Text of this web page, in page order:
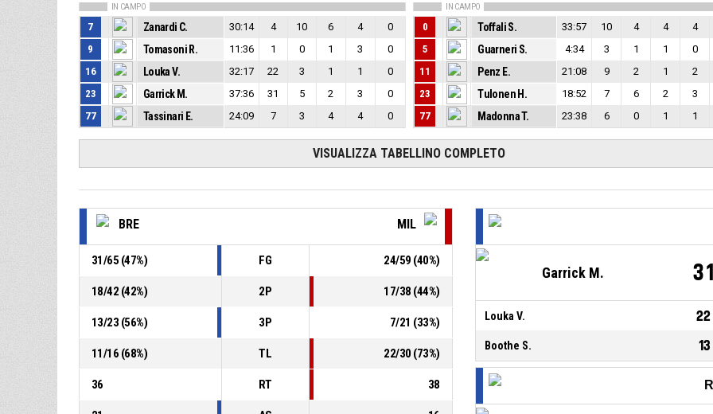
IN CAMPO
7 Zanardi C. 30:14 4 10 6 4
0
9
Tomasoni R. 11:36 1 0 1 3
0
16
Louka V. 32:17 22 3 1 1
0
23
Garrick M. 37:36 31 5 2 3
0
77
Tassinari E. 24:09 7 3 4 4 0
IN CAMPO
0 Toffali S. 33:57 10 4 4 4
5
Guarneri S. 4:34 3 1 1 0
11
Penz E. 21:08 9 2 1 2
23
Tulonen H. 18:52 7 6 2 3
77
Madonna T. 23:38 6 0 1 1
VISUALIZZA TABELLINO COMPLETO
BRE MIL
31/65 (47%) FG 24/59 (40%)
18/42 (42%) 2P 17/38 (44%)
13/23 (56%) 3P 7/21 (33%)
11/16 (68%) TL 22/30 (73%)
36 RT 38
Garrick M. 31
Louka V. 22
Boothe S. 13